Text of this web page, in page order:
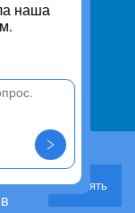
наша
на
от
Принять